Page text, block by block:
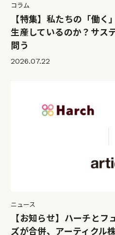
コラム
【特集】私たちの「働
生産しているのか？サス
問う
2026.07.22
ニュース
【お知らせ】ハーチとフ
ズが合併、アーティクル